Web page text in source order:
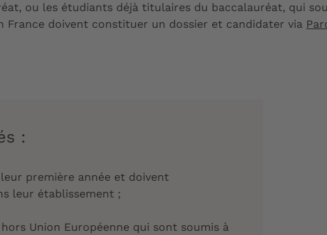
ou les étudiants déjà titulaires du baccalauréat, qui
France doivent constituer un dossier et candidater via
:
première année et doivent
leur établissement ;
Union Européenne qui sont soumis à